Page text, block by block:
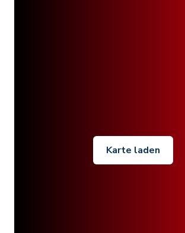
Karte laden